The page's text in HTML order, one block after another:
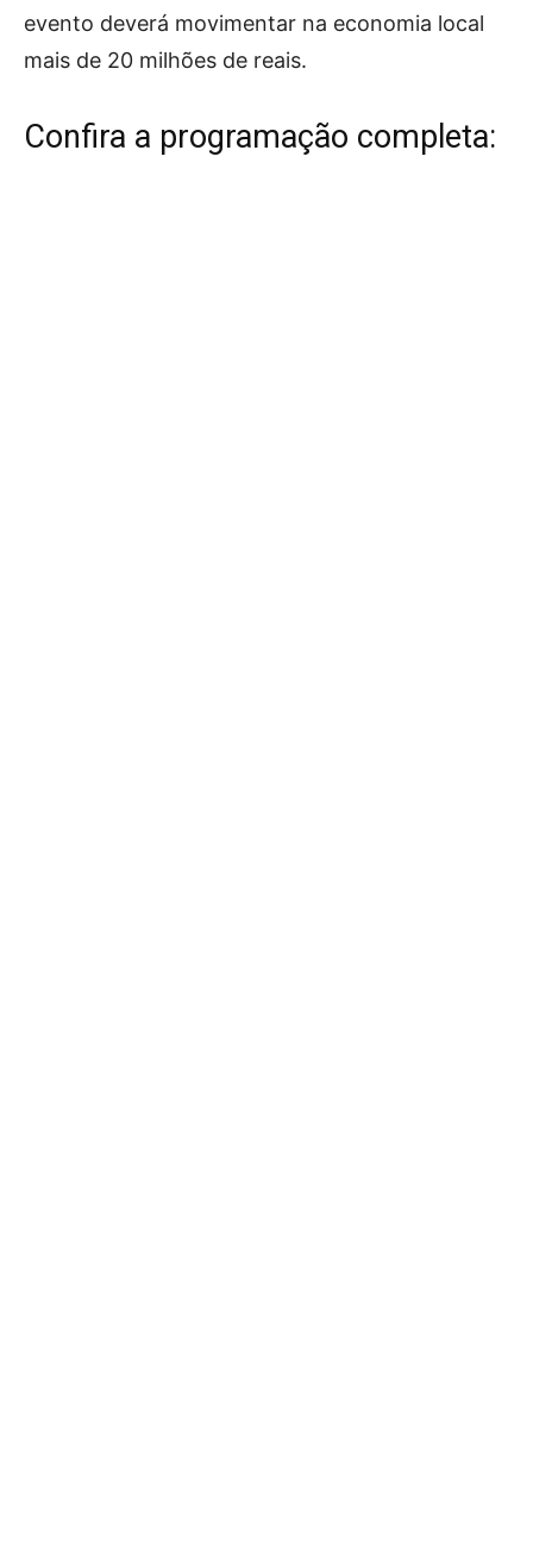
evento deverá movimentar na economia local
mais de 20 milhões de reais.
Confira a programação completa: